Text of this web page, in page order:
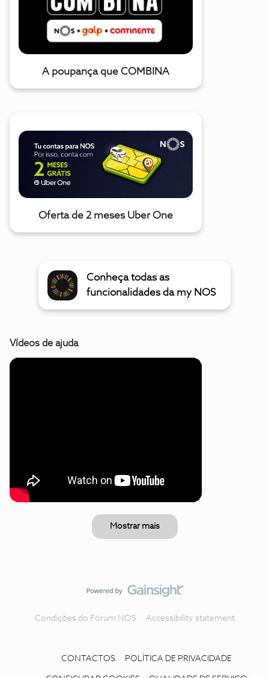
A poupança que COMBINA
Oferta de 2 meses Uber One
Conheça todas as
funcionalidades da my NOS
Vídeos de ajuda
Mostrar mais
Condições do Fórum NOS Accessibility statement
CONTACTOS POLÍTICA DE PRIVACIDADE